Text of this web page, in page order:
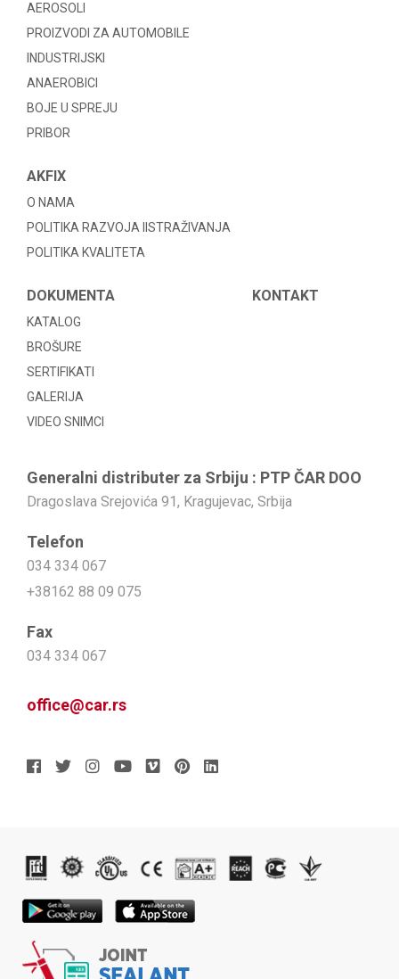
AEROSOLI
PROIZVODI ZA AUTOMOBILE
INDUSTRIJSKI
ANAEROBICI
BOJE U SPREJU
PRIBOR
AKFIX
O NAMA
POLITIKA RAZVOJA IISTRAŽIVANJA
POLITIKA KVALITETA
DOKUMENTA
KATALOG
BROŠURE
SERTIFIKATI
GALERIJA
VIDEO SNIMCI
KONTAKT
Generalni distributer za Srbiju : PTP ČAR DOO
Dragoslava Srejovića 91, Kragujevac, Srbija
Telefon
034 334 067
+38162 88 09 075
Fax
034 334 067
office@car.rs